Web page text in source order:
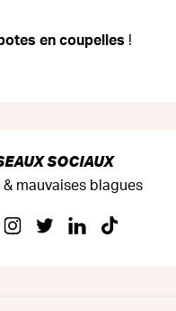
en coupelles !
SOCIAUX
mauvaises blagues